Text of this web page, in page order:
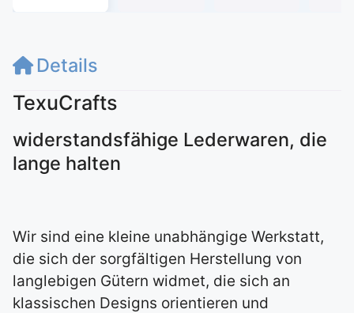
Details
TexuCrafts
widerstandsfähige Lederwaren, die
lange halten
Wir sind eine kleine unabhängige Werkstatt,
die sich der sorgfältigen Herstellung von
langlebigen Gütern widmet, die sich an
klassischen Designs orientieren und